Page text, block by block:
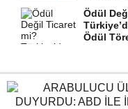
Ödül
Ödül